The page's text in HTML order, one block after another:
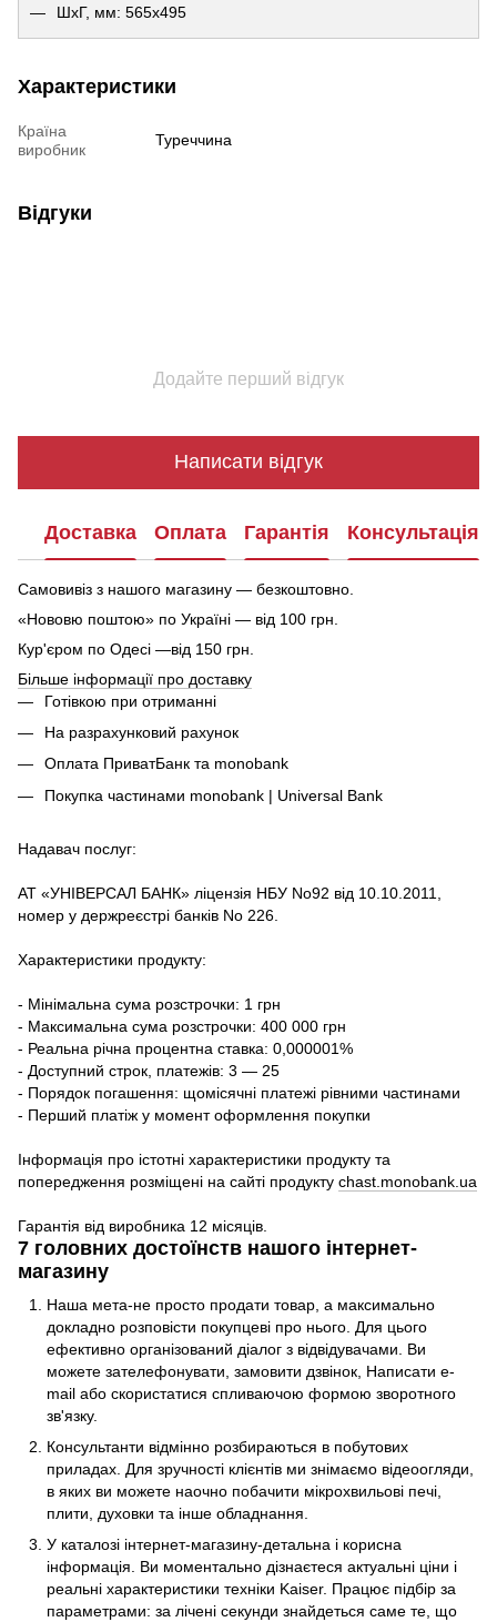
ШхГ, мм: 565х495
Характеристики
Країна
виробник
Туреччина
Відгуки
Додайте перший відгук
Написати відгук
Доставка Оплата Гарантія Консультація
Самовивіз з нашого магазину — безкоштовно.
«Нововю поштою» по Україні — від 100 грн.
Кур'єром по Одесі —від 150 грн.
Більше інформації про доставку
Готівкою при отриманні
На разрахунковий рахунок
Оплата ПриватБанк та monobank
Покупка частинами monobank | Universal Bank
Надавач послуг:
АТ «УНІВЕРСАЛ БАНК» ліцензія НБУ No92 від 10.10.2011,
номер у держреєстрі банків No 226.
Характеристики продукту:
- Мінімальна сума розстрочки: 1 грн
- Максимальна сума розстрочки: 400 000 грн
- Реальна річна процентна ставка: 0,000001%
- Доступний строк, платежів: 3 — 25
- Порядок погашення: щомісячні платежі рівними частинами
- Перший платіж у момент оформлення покупки
Інформація про істотні характеристики продукту та
попередження розміщені на сайті продукту chast.monobank.ua
Гарантія від виробника 12 місяців.
7 головних достоїнств нашого інтернет-
магазину
Наша мета-не просто продати товар, а максимально
докладно розповісти покупцеві про нього. Для цього
ефективно організований діалог з відвідувачами. Ви
можете зателефонувати, замовити дзвінок, Написати e-
mail або скористатися спливаючою формою зворотного
зв'язку.
Консультанти відмінно розбираються в побутових
приладах. Для зручності клієнтів ми знімаємо відеоогляди,
в яких ви можете наочно побачити мікрохвильові печі,
плити, духовки та інше обладнання.
У каталозі інтернет-магазину-детальна і корисна
інформація. Ви моментально дізнаєтеся актуальні ціни і
реальні характеристики техніки Kaiser. Працює підбір за
параметрами: за лічені секунди знайдеться саме те, що